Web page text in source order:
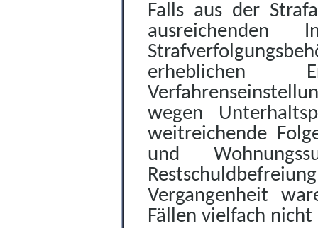
Falls aus der
ausreichenden
erheblichen
wegen
weitreichende
und Wohnu
Vergangenheit
Fällen vielfach